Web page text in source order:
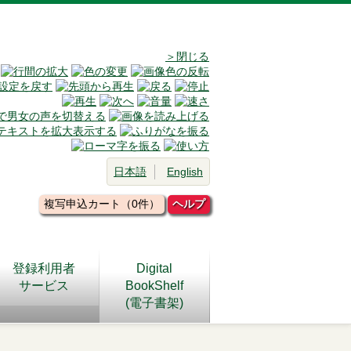
＞閉じる
日本語 English
複写申込カート（0件） ヘルプ
登録利用者
サービス
Digital
BookShelf
(電子書架)